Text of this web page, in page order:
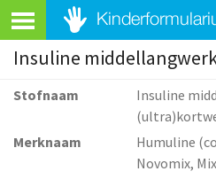
Stofnaam
Insuline
Merknaam
Humuline
Novomix,